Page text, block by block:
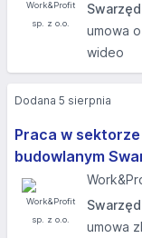
umowa
wideo
Praca w
budowlanym
umowa
Dodana 5 sierpnia